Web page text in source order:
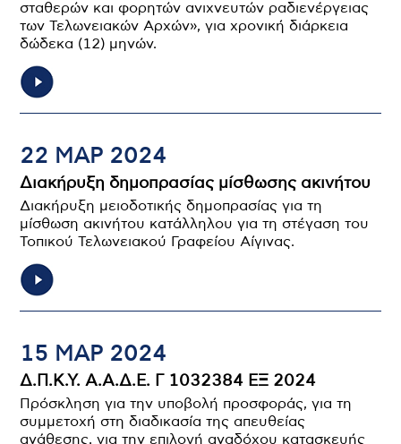
σταθερών και φορητών ανιχνευτών ραδιενέργειας
των Τελωνειακών Αρχών», για χρονική διάρκεια
δώδεκα (12) μηνών.
22 ΜΑΡ 2024
Διακήρυξη δημοπρασίας μίσθωσης ακινήτου
Διακήρυξη μειοδοτικής δημοπρασίας για τη
μίσθωση ακινήτου κατάλληλου για τη στέγαση του
Τοπικού Τελωνειακού Γραφείου Αίγινας.
15 ΜΑΡ 2024
Δ.Π.Κ.Υ. Α.Α.Δ.Ε. Γ 1032384 ΕΞ 2024
Πρόσκληση για την υποβολή προσφοράς, για τη
συμμετοχή στη διαδικασία της απευθείας
ανάθεσης, για την επιλογή αναδόχου κατασκευής